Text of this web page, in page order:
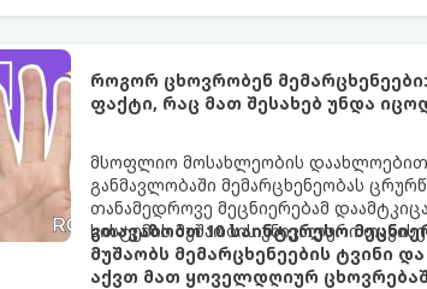
როგორ ცხოვრობენ
ფაქტი, რაც მათ შესახებ უნდა
მსოფლიო მოსახლეობის დაახლოებით
განმავლობაში მემარცხენეობას
თანამედროვე მეცნიერებამ
სისტემის მუშაობის უნიკალური
გთავაზობთ 10 საინტერესო
მუშაობს მემარცხენეების ტვინი
აქვთ მათ ყოველდღიურ